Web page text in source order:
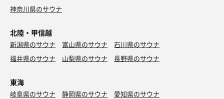
神奈川県のサウナ
北陸・甲信越
新潟県のサウナ 富山県のサウナ
石川県のサウナ
福井県のサウナ
山梨県のサウナ 長野県のサウナ
東海
岐阜県のサウナ 静岡県のサウナ
愛知県のサウナ